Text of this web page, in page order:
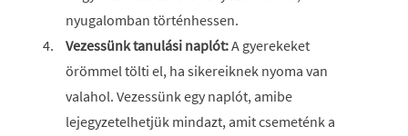
nyugalomban történhessen.
Vezessünk tanulási naplót:A gyerekeket
örömmel tölti el, ha sikereiknek nyoma van
valahol. Vezessünk egy naplót, amibe
lejegyzetelhetjük mindazt, amit csemeténk a